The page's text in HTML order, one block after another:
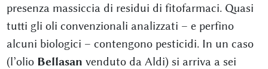
presenza massiccia di residui di fitofarmaci. Quasi
tutti gli oli convenzionali analizzati – e perfino
alcuni biologici – contengono pesticidi. In un caso
(l’olio Bellasan venduto da Aldi) si arriva a sei